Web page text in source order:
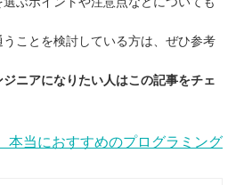
ことを検討している方は、ぜひ参考
ニアになりたい人はこの記事をチェ
本当におすすめのプログラミング